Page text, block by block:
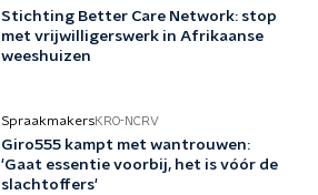
Stichting Better Care Network: stop
met vrijwilligerswerk in Afrikaanse
weeshuizen
SpraakmakersKRO-NCRV
Giro555 kampt met wantrouwen:
'Gaat essentie voorbij, het is vóór de
slachtoffers'